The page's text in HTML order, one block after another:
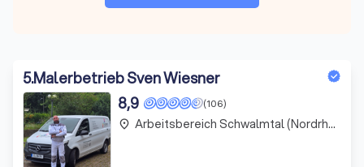
5.Malerbetrieb Sven Wiesner
(106)
8,9
place Arbeitsbereich Schwalmtal (Nordrhein-Westfalen)